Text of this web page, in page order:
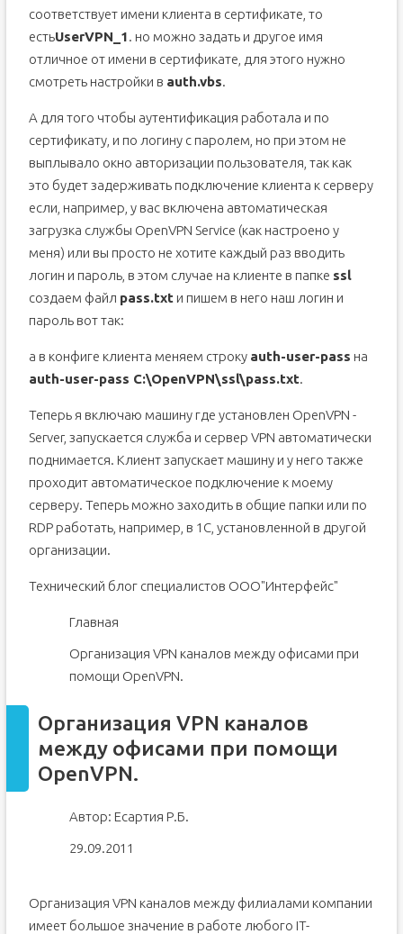
соответствует имени клиента в сертификате, то
естьUserVPN_1. но можно задать и другое имя
отличное от имени в сертификате, для этого нужно
смотреть настройки в auth.vbs.
А для того чтобы аутентификация работала и по
сертификату, и по логину с паролем, но при этом не
выплывало окно авторизации пользователя, так как
это будет задерживать подключение клиента к серверу
если, например, у вас включена автоматическая
загрузка службы OpenVPN Service (как настроено у
меня) или вы просто не хотите каждый раз вводить
логин и пароль, в этом случае на клиенте в папке ssl
создаем файл pass.txt и пишем в него наш логин и
пароль вот так:
а в конфиге клиента меняем строку auth-user-pass на
auth-user-pass C:\OpenVPN\ssl\pass.txt.
Теперь я включаю машину где установлен OpenVPN -
Server, запускается служба и сервер VPN автоматически
поднимается. Клиент запускает машину и у него также
проходит автоматическое подключение к моему
серверу. Теперь можно заходить в общие папки или по
RDP работать, например, в 1С, установленной в другой
организации.
Технический блог специалистов ООО"Интерфейс"
Главная
Организация VPN каналов между офисами при
помощи OpenVPN.
Организация VPN каналов
между офисами при помощи
OpenVPN.
Автор: Есартия Р.Б.
29.09.2011
Организация VPN каналов между филиалами компании
имеет большое значение в работе любого IT-